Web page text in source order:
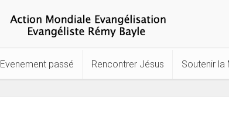
Evenement passé Rencontrer Jésus Soutenir la